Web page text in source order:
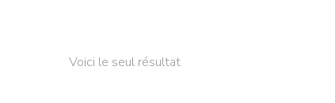
Voici le seul résultat